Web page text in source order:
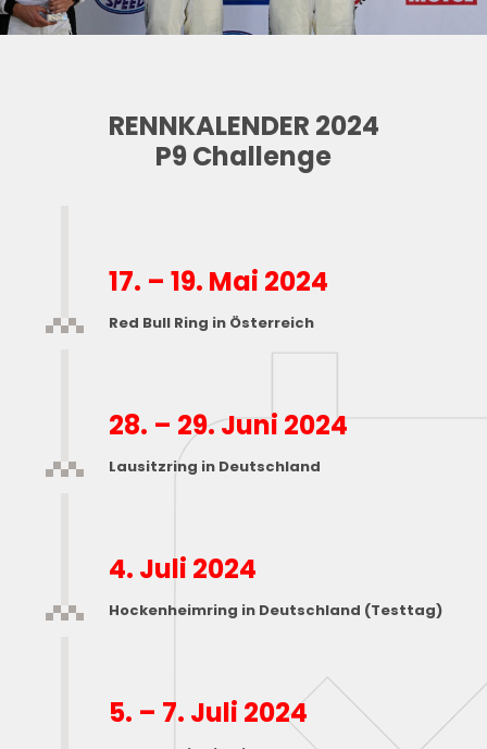
RENNKALENDER 2024
P9 Challenge
17. – 19. Mai 2024
Red Bull Ring in Österreich
28. – 29. Juni 2024
Lausitzring in Deutschland
4. Juli 2024
Hockenheimring in Deutschland (Testtag)
5. – 7. Juli 2024